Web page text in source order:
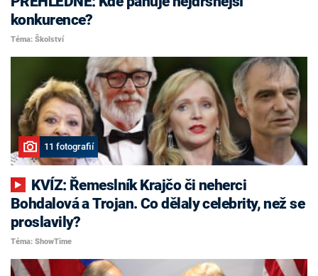
konkurence?
Téma: Školství
11 fotografií
Bohdalová a Trojan. Co dělaly celebrity, než se
proslavily?
Téma: ShowTime